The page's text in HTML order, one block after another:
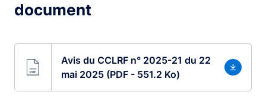
document
Avis du CCLRF n° 2025-21 du 22
mai 2025 (PDF - 551.2 Ko)